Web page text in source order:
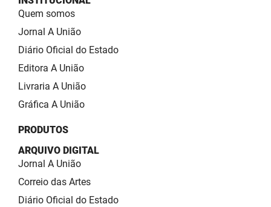
Quem somos
Jornal A União
Diário Oficial do Estado
Editora A União
Livraria A União
Gráfica A União
PRODUTOS
ARQUIVO DIGITAL
Jornal A União
Correio das Artes
Diário Oficial do Estado